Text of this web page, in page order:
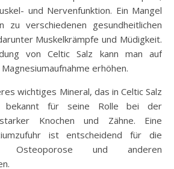
und Nervenfunktion. Ein Mangel
zu verschiedenen gesundheitlichen
Muskelkrämpfe und Müdigkeit.
von Celtic Salz kann man auf
erhöhen.
wichtiges Mineral, das in Celtic Salz
bekannt für seine Rolle bei der
Knochen und Zähne. Eine
ist entscheidend für die
Osteoporose und anderen